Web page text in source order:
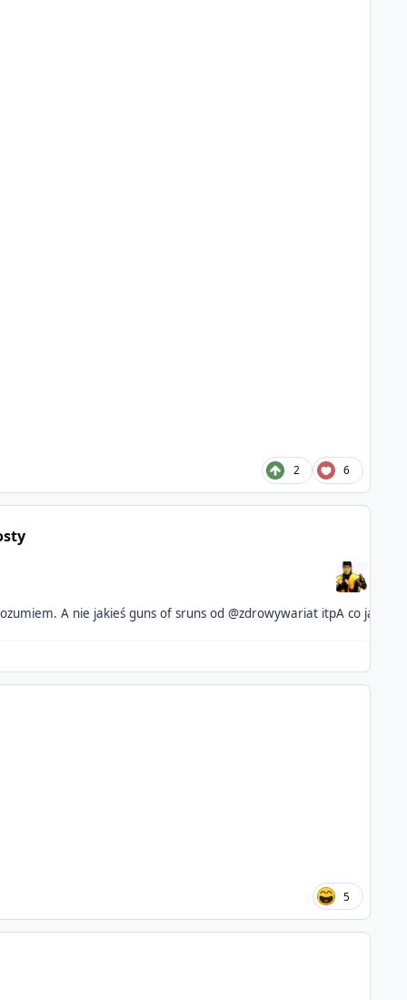
2 6
I tematy takich gier to ja rozumiem. A nie jakieś guns of sruns od @zdrowywariat itpA co ja
5